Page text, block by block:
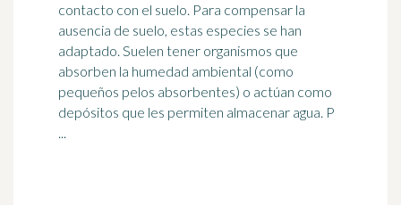
contacto con el suelo. Para compensar la
ausencia de suelo, estas especies se han
adaptado. Suelen tener organismos que
absorben la humedad ambiental (como
pequeños pelos absorbentes) o actúan como
depósitos que les permiten almacenar agua. P
...